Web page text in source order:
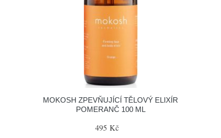
MOKOSH ZPEVŇUJÍCÍ TĚLOVÝ ELIXÍR
POMERANČ 100 ML
495 Kč